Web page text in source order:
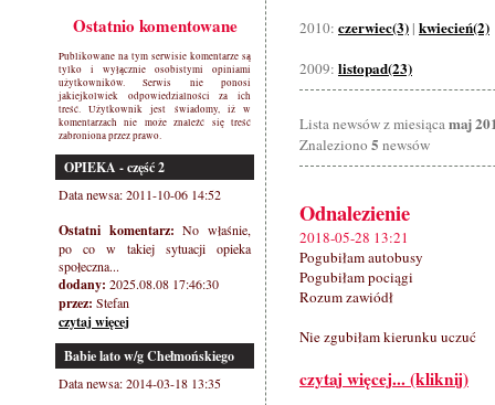
Ostatnio komentowane
Publikowane na tym serwisie komentarze są
tylko i wyłącznie osobistymi opiniami
użytkowników. Serwis nie ponosi
jakiejkolwiek odpowiedzialności za ich
treść. Użytkownik jest świadomy, iż w
komentarzach nie może znaleźć się treść
zabroniona przez prawo.
OPIEKA - część 2
Data newsa: 2011-10-06 14:52
Ostatni komentarz: No właśnie,
po co w takiej sytuacji opieka
społeczna...
dodany: 2025.08.08 17:46:30
przez: Stefan
czytaj więcej
Babie lato w/g Chełmońskiego
Data newsa: 2014-03-18 13:35
2010: czerwiec(3) | kwiecień(2)
2009: listopad(23)
Lista newsów z miesiącamaj
Znaleziono 5 newsów
Odnalezienie
2018-05-28 13:21
Pogubiłam autobusy
Pogubiłam pociągi
Rozum zawiódł
Nie zgubiłam kierunku uczuć
czytaj więcej... (kliknij)